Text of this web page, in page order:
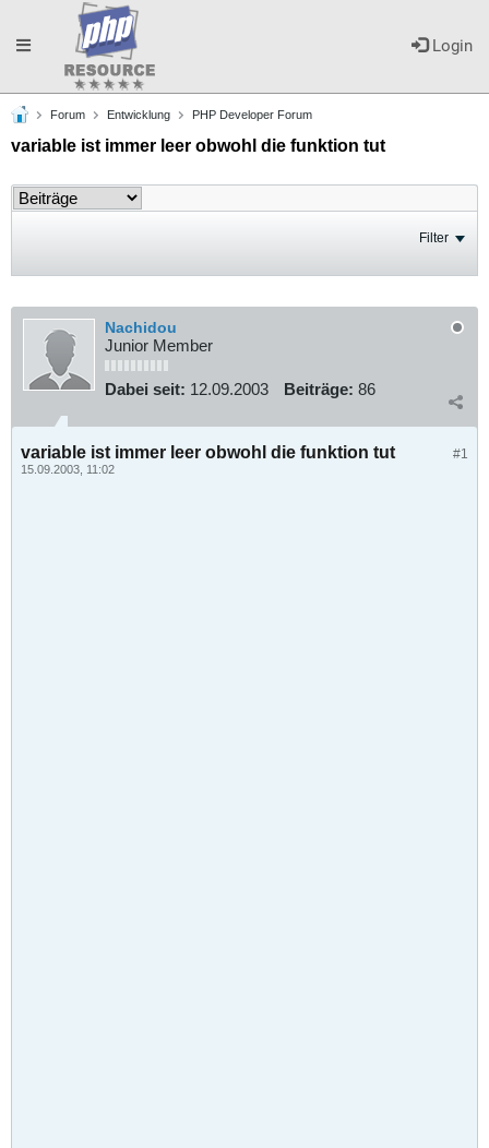
Login
Toggle
navigation
Forum Entwicklung PHP Developer Forum
variable ist immer leer obwohl die funktion tut
Filter
Nachidou
Junior Member
Dabei seit: 12.09.2003 Beiträge: 86
#1
variable ist immer leer obwohl die funktion tut
15.09.2003, 11:02